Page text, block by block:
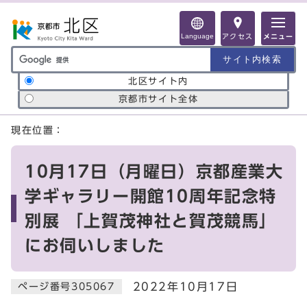
Language アクセス メニュー
サイト内検索の範囲
北区サイト内
京都市サイト全体
ここから本文です
現在位置：
10月17日（月曜日）京都産業大
学ギャラリー開館10周年記念特
別展 「上賀茂神社と賀茂競馬」
にお伺いしました
ページ番号305067 2022年10月17日